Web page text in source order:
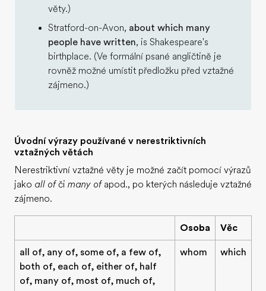
věty.)
Stratford-on-Avon, about which many
people have written, is Shakespeare's
birthplace. (Ve formální psané angličtině je
rovněž možné umístit předložku před vztažné
zájmeno.)
Úvodní výrazy používané v nerestriktivních
vztažných větách
Nerestriktivní vztažné věty je možné začít pomocí výrazů
jako all ofči many ofapod., po kterých následuje vztažné
zájmeno.
Osoba Věc
all of, any of, some of, a few of,
both of, each of, either of, half
of, many of, most of, much of,
whom which